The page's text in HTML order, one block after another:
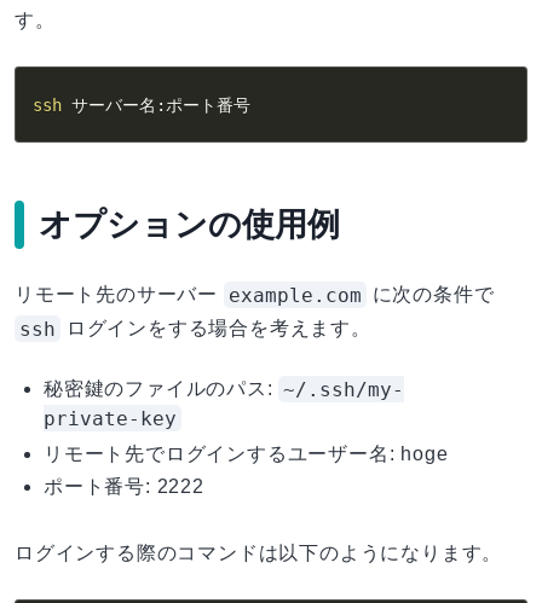
す。
ssh サーバー名:ポート番号
オプションの使用例
リモート先のサーバー example.com に次の条件で
ssh ログインをする場合を考えます。
秘密鍵のファイルのパス:
~/.ssh/my-
private-key
リモート先でログインするユーザー名: hoge
ポート番号: 2222
ログインする際のコマンドは以下のようになります。